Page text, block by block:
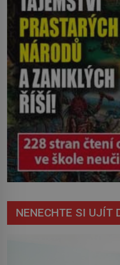
NENECHTE SI UJÍT